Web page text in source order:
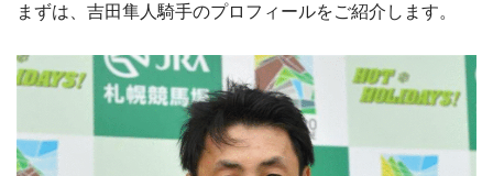
まずは、吉田隼人騎手のプロフィールをご紹介します。